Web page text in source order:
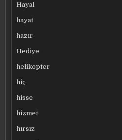
Hayal
hayat
hazır
Hediye
helikopter
hiç
hisse
hizmet
hırsız